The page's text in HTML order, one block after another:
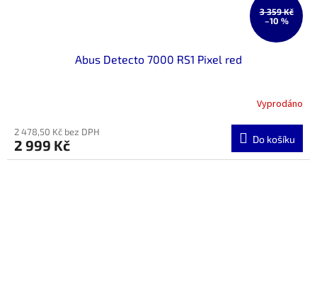
3 359 Kč
–10 %
Abus Detecto 7000 RS1 Pixel red
Vyprodáno
2 478,50 Kč bez DPH
2 999 Kč Do košíku